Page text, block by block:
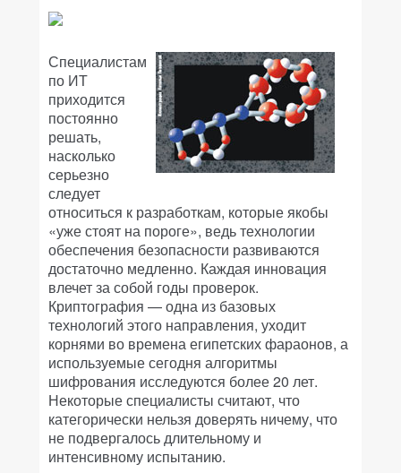
Специалистам
по ИТ
приходится
постоянно
решать,
насколько
серьезно
следует
относиться к разработкам, которые якобы
«уже стоят на пороге», ведь технологии
обеспечения безопасности развиваются
достаточно медленно. Каждая инновация
влечет за собой годы проверок.
Криптография — одна из базовых
технологий этого направления, уходит
корнями во времена египетских фараонов, а
используемые сегодня алгоритмы
шифрования исследуются более 20 лет.
Некоторые специалисты считают, что
категорически нельзя доверять ничему, что
не подвергалось длительному и
интенсивному испытанию.